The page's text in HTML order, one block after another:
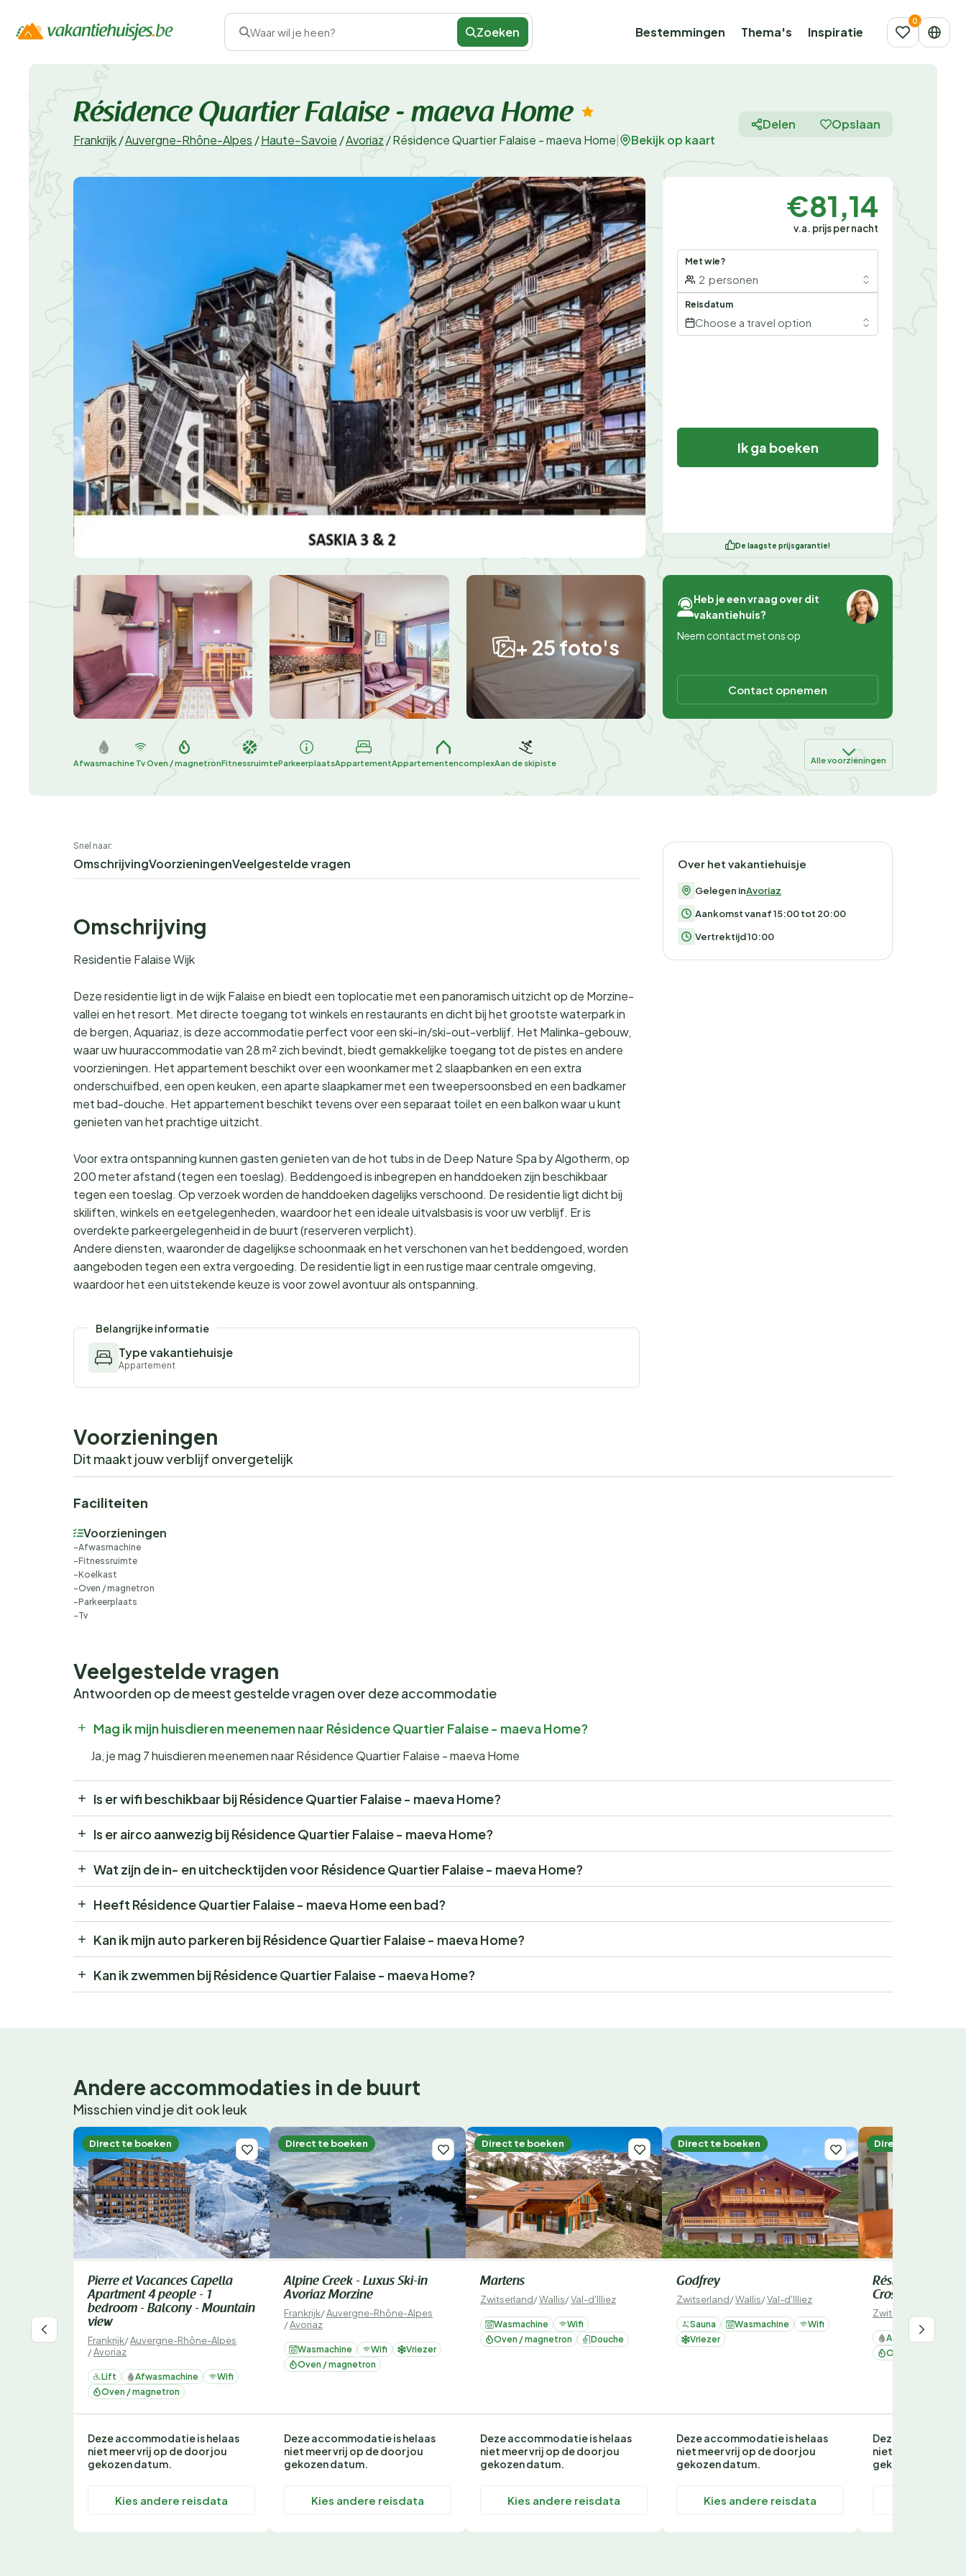
Waar wil je heen? Zoeken Bestemmingen Thema's Inspiratie
Résidence Quartier Falaise - maeva Home
Frankrijk/Auvergne-Rhône-Alpes /Haute-Savoie /Avoriaz /Résidence Quartier Falaise - maeva Home Bekijk op kaart
Delen Opslaan
+ 25 foto's
€81,14
v.a. prijs per nacht
Met wie?
2 personen
Reisdatum
Choose a travel option
Ik ga boeken
De laagste prijsgarantie!
Heb je een vraag over dit
vakantiehuis?
Neem contact met ons op
Contact opnemen
Afwasmachine TvOven / magnetronFitnessruimteParkeerplaatsAppartementAppartementencomplexAan de skipiste Alle voorzieningen
Snel naar:
OmschrijvingVoorzieningenVeelgestelde vragen
Omschrijving
Residentie Falaise Wijk
Deze residentie ligt in de wijk Falaise en biedt een toplocatie met een panoramisch uitzicht op de Morzine-
vallei en het resort. Met directe toegang tot winkels en restaurants en dicht bij het grootste waterpark in
de bergen, Aquariaz, is deze accommodatie perfect voor een ski-in/ski-out-verblijf. Het Malinka-gebouw,
waar uw huuraccommodatie van 28 m² zich bevindt, biedt gemakkelijke toegang tot de pistes en andere
voorzieningen. Het appartement beschikt over een woonkamer met 2 slaapbanken en een extra
onderschuifbed, een open keuken, een aparte slaapkamer met een tweepersoonsbed en een badkamer
met bad-douche. Het appartement beschikt tevens over een separaat toilet en een balkon waar u kunt
genieten van het prachtige uitzicht.
Voor extra ontspanning kunnen gasten genieten van de hot tubs in de Deep Nature Spa by Algotherm, op
200 meter afstand (tegen een toeslag). Beddengoed is inbegrepen en handdoeken zijn beschikbaar
tegen een toeslag. Op verzoek worden de handdoeken dagelijks verschoond. De residentie ligt dicht bij
skiliften, winkels en eetgelegenheden, waardoor het een ideale uitvalsbasis is voor uw verblijf. Er is
overdekte parkeergelegenheid in de buurt (reserveren verplicht).
Andere diensten, waaronder de dagelijkse schoonmaak en het verschonen van het beddengoed, worden
aangeboden tegen een extra vergoeding. De residentie ligt in een rustige maar centrale omgeving,
waardoor het een uitstekende keuze is voor zowel avontuur als ontspanning.
Belangrijke informatie
Type vakantiehuisje
Appartement
Over het vakantiehuisje
Gelegen inAvoriaz
Aankomst vanaf 15:00 tot 20:00
Vertrektijd 10:00
Voorzieningen
Dit maakt jouw verblijf onvergetelijk
Faciliteiten
Voorzieningen
Afwasmachine
Fitnessruimte
Koelkast
Oven / magnetron
Parkeerplaats
Tv
Veelgestelde vragen
Antwoorden op de meest gestelde vragen over deze accommodatie
Mag ik mijn huisdieren meenemen naar Résidence Quartier Falaise - maeva Home?
Ja, je mag 7 huisdieren meenemen naar Résidence Quartier Falaise - maeva Home
Is er wifi beschikbaar bij Résidence Quartier Falaise - maeva Home?
Is er airco aanwezig bij Résidence Quartier Falaise - maeva Home?
Wat zijn de in- en uitchecktijden voor Résidence Quartier Falaise - maeva Home?
Heeft Résidence Quartier Falaise - maeva Home een bad?
Kan ik mijn auto parkeren bij Résidence Quartier Falaise - maeva Home?
Kan ik zwemmen bij Résidence Quartier Falaise - maeva Home?
Andere accommodaties in de buurt
Misschien vind je dit ook leuk
Direct te boeken
Pierre et Vacances Capella
Apartment 4 people - 1
bedroom - Balcony - Mountain
view
Frankrijk/Auvergne-Rhône-Alpes
/Avoriaz
Lift Afwasmachine
Wifi
Oven / magnetron
Deze accommodatie is helaas
niet meer vrij op de door jou
gekozen datum.
Kies andere reisdata
Direct te boeken
Alpine Creek - Luxus Ski-in
Avoriaz Morzine
Frankrijk/Auvergne-Rhône-Alpes
/Avoriaz
Wasmachine Wifi
Vriezer
Oven / magnetron
Deze accommodatie is helaas
niet meer vrij op de door jou
gekozen datum.
Kies andere reisdata
Direct te boeken
Martens
Zwitserland/Wallis/Val-d'Illiez
Wasmachine
Wifi
Oven / magnetron
Douche
Deze accommodatie is helaas
niet meer vrij op de door jou
gekozen datum.
Kies andere reisdata
Direct te boeken
Godfrey
Zwitserland/Wallis/Val-d'Illiez
Sauna Wasmachine
Wifi
Vriezer
Deze accommodatie is helaas
niet meer vrij op de door jou
gekozen datum.
Kies andere reisdata
Direct te boeken
Résid. Les
Crosets),
Zwitserland
Afwasmachine
Oven / magnetron
Deze
niet meer vrij op
gekozen datum.